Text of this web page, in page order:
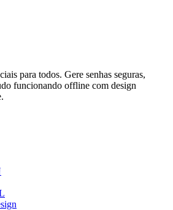
para todos. Gere senhas seguras,
funcionando offline com design